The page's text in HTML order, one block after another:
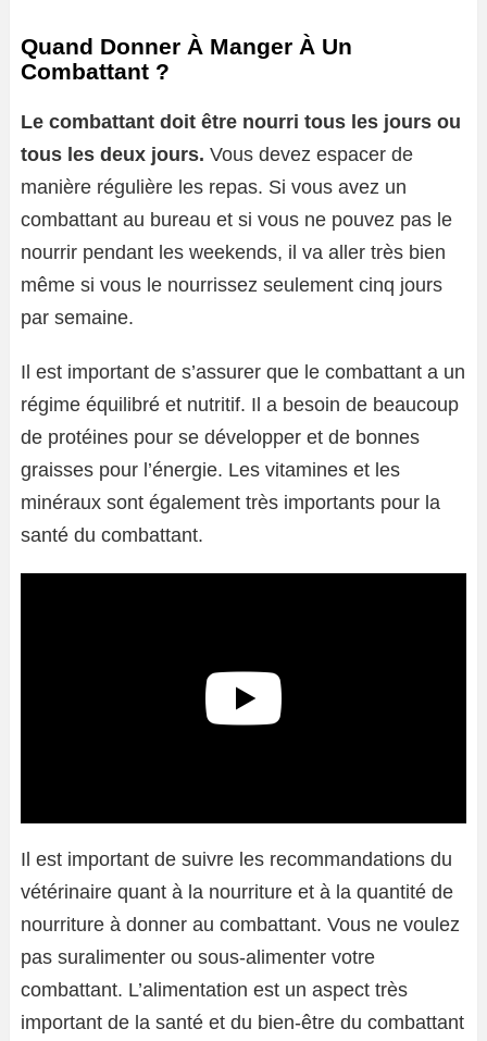
Quand Donner À Manger À Un
Combattant ?
Le combattant doit être nourri tous les jours ou
tous les deux jours. Vous devez espacer de
manière régulière les repas. Si vous avez un
combattant au bureau et si vous ne pouvez pas le
nourrir pendant les weekends, il va aller très bien
même si vous le nourrissez seulement cinq jours
par semaine.
Il est important de s’assurer que le combattant a un
régime équilibré et nutritif. Il a besoin de beaucoup
de protéines pour se développer et de bonnes
graisses pour l’énergie. Les vitamines et les
minéraux sont également très importants pour la
santé du combattant.
Il est important de suivre les recommandations du
vétérinaire quant à la nourriture et à la quantité de
nourriture à donner au combattant. Vous ne voulez
pas suralimenter ou sous-alimenter votre
combattant. L’alimentation est un aspect très
important de la santé et du bien-être du combattant